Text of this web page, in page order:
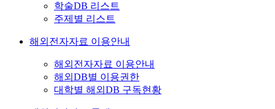
학술DB 리스트
주제별 리스트
해외전자자료 이용안내
해외전자자료 이용안내
해외DB별 이용권한
대학별 해외DB 구독현황